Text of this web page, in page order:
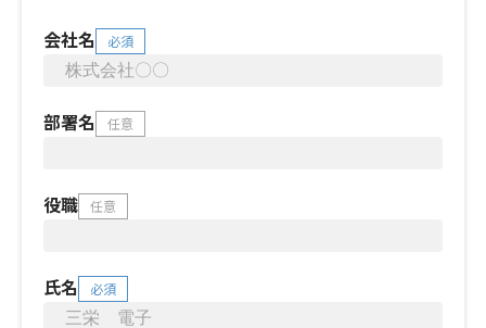
会社名 必須
部署名 任意
役職 任意
氏名 必須